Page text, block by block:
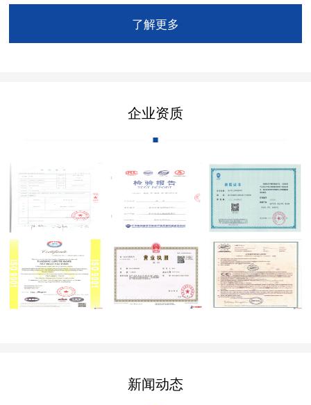
了解更多
企业资质
新闻动态